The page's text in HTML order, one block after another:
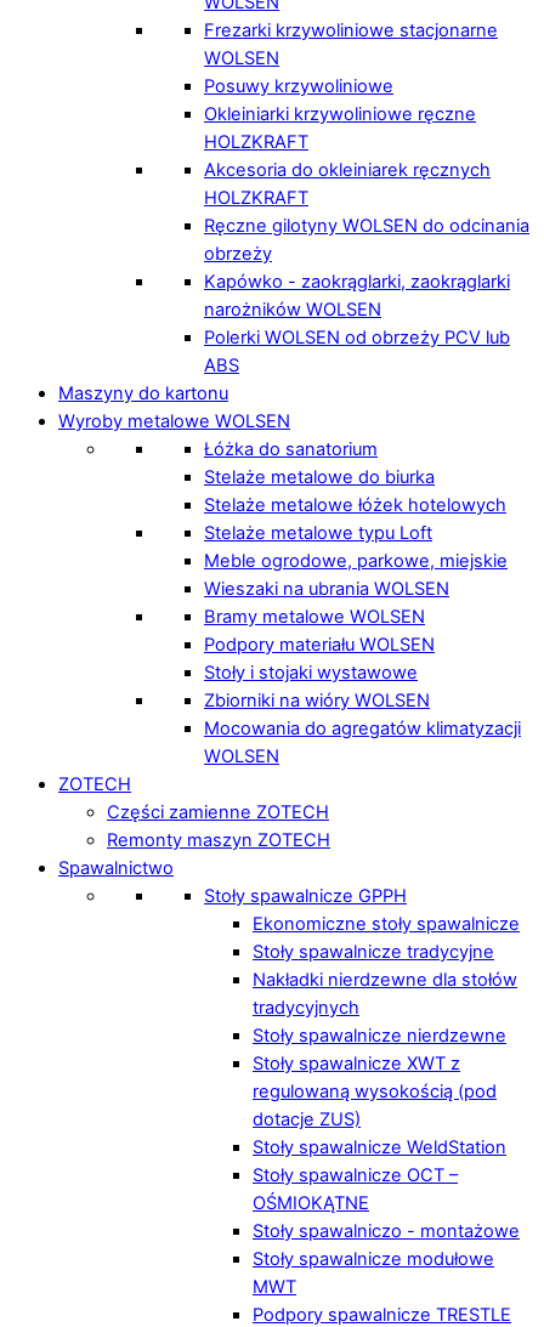
Frezarki krzywoliniowe stacjonarne
WOLSEN
Posuwy krzywoliniowe
Okleiniarki krzywoliniowe ręczne
HOLZKRAFT
Akcesoria do okleiniarek ręcznych
HOLZKRAFT
Ręczne gilotyny WOLSEN do odcinania
obrzeży
Kapówko - zaokrąglarki, zaokrąglarki
narożników WOLSEN
Polerki WOLSEN od obrzeży PCV lub
ABS
Maszyny do kartonu
Wyroby metalowe WOLSEN
Łóżka do sanatorium
Stelaże metalowe do biurka
Stelaże metalowe łóżek hotelowych
Stelaże metalowe typu Loft
Meble ogrodowe, parkowe, miejskie
Wieszaki na ubrania WOLSEN
Bramy metalowe WOLSEN
Podpory materiału WOLSEN
Stoły i stojaki wystawowe
Zbiorniki na wióry WOLSEN
Mocowania do agregatów klimatyzacji
WOLSEN
ZOTECH
Części zamienne ZOTECH
Remonty maszyn ZOTECH
Spawalnictwo
Stoły spawalnicze GPPH
Ekonomiczne stoły spawalnicze
Stoły spawalnicze tradycyjne
Nakładki nierdzewne dla stołów
tradycyjnych
Stoły spawalnicze nierdzewne
Stoły spawalnicze XWT z
regulowaną wysokością (pod
dotacje ZUS)
Stoły spawalnicze WeldStation
Stoły spawalnicze OCT –
OŚMIOKĄTNE
Stoły spawalniczo - montażowe
Stoły spawalnicze modułowe
MWT
Podpory spawalnicze TRESTLE